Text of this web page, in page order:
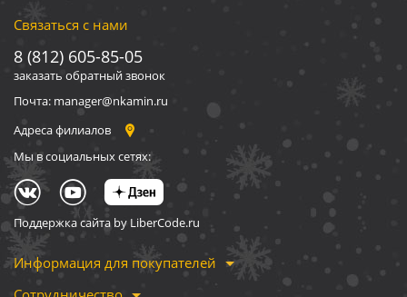
Связаться с нами
8 (812) 605-85-05
заказать обратный звонок
Почта: manager@nkamin.ru
Адреса филиалов
Мы в социальных сетях:
Поддержка сайта by LiberCode.ru
Информация для покупателей